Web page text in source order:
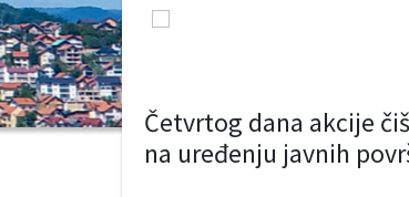
Četvrtog dana akcije
na uređenju javnih